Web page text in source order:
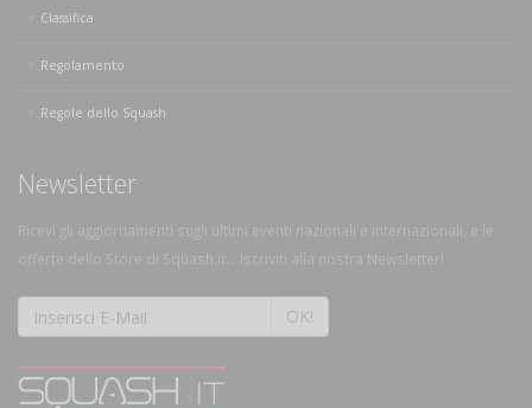
Classifica
Regolamento
Regole dello Squash
Newsletter
Ricevi gli aggiornamenti sugli ultimi eventi nazionali e internazionali, e le
offerte dello Store di Squash.it... Iscriviti alla nostra Newsletter!
OK!